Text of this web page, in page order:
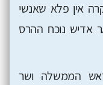
אין פלא שאנשי
אדיש נוכח ההרס
הממשלה ושר